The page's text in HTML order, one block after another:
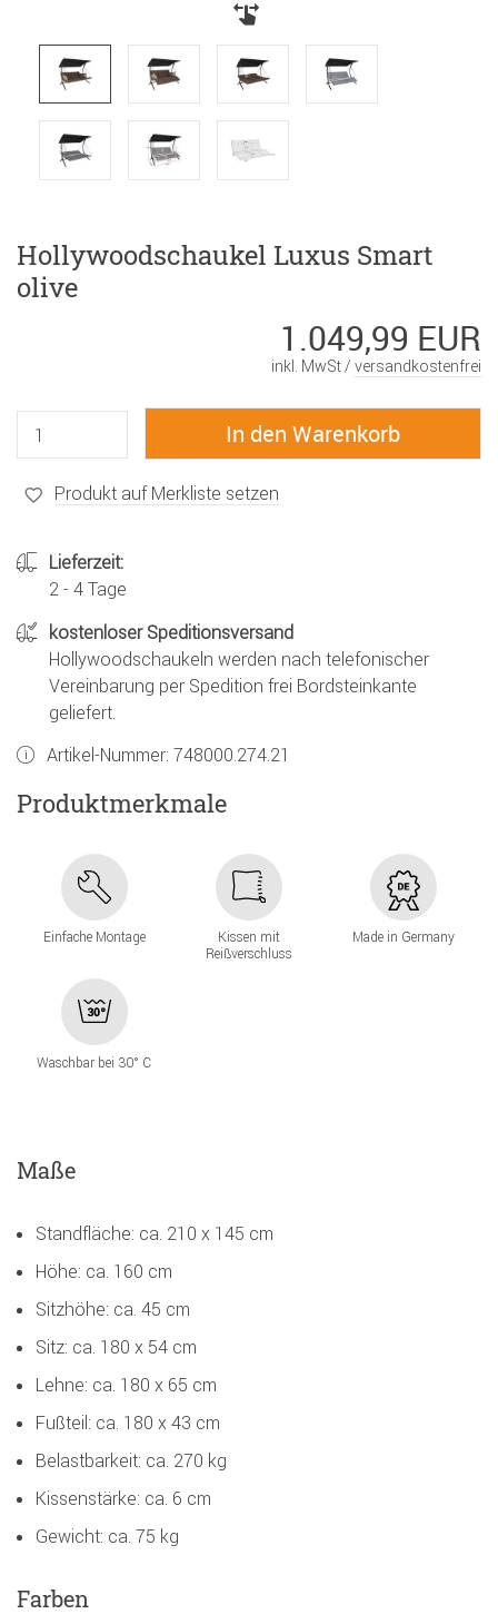
Hollywoodschaukel Luxus Smart
olive
1.049,99 EUR
inkl. MwSt / versandkostenfrei
Produkt auf Merkliste setzen
Lieferzeit:
2 - 4 Tage
kostenloser Speditionsversand
Hollywoodschaukeln werden nach telefonischer
Vereinbarung per Spedition frei Bordsteinkante
geliefert.
Artikel-Nummer: 748000.274.21
Produktmerkmale
Einfache Montage
Kissen mit
Reißverschluss
Made in Germany
Waschbar bei 30° C
Maße
Standfläche: ca. 210 x 145 cm
Höhe: ca. 160 cm
Sitzhöhe: ca. 45 cm
Sitz: ca. 180 x 54 cm
Lehne: ca. 180 x 65 cm
Fußteil: ca. 180 x 43 cm
Belastbarkeit: ca. 270 kg
Kissenstärke: ca. 6 cm
Gewicht: ca. 75 kg
Farben